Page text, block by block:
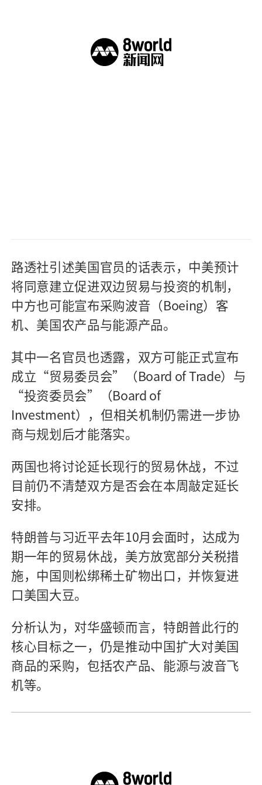
路透社引述美国官员的话表示，中美预计
将同意建立促进双边贸易与投资的机制，
中方也可能宣布采购波音（Boeing）客
机、美国农产品与能源产品。
其中一名官员也透露，双方可能正式宣布
成立“贸易委员会”（Board of Trade）与
“投资委员会”（Board of
Investment），但相关机制仍需进一步协
商与规划后才能落实。
两国也将讨论延长现行的贸易休战，不过
目前仍不清楚双方是否会在本周敲定延长
安排。
特朗普与习近平去年10月会面时，达成为
期一年的贸易休战，美方放宽部分关税措
施，中国则松绑稀土矿物出口，并恢复进
口美国大豆。
分析认为，对华盛顿而言，特朗普此行的
核心目标之一，仍是推动中国扩大对美国
商品的采购，包括农产品、能源与波音飞
机等。